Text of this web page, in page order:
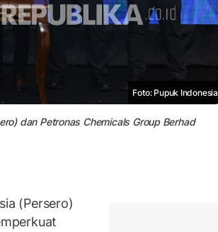
Foto: Pupuk Indonesia
dan Petronas Chemicals Group Berhad
(Persero)